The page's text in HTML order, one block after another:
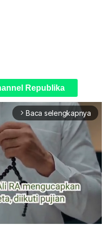
Republika
arrow_forward_ios Baca selengkapnya